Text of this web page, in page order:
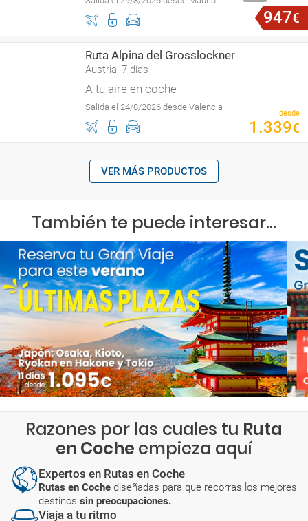
947€
Ruta Alpina del Grosslockner
Austria, 7 días
A tu aire en coche
Salida el 24/8/2026 desde Valencia
desde
1 .339€
VER MÁS PRODUCTOS
También te puede interesar...
Razones por las cuales tu Ruta
en Coche empieza aquí
Expertos en Rutas en Coche
Rutas en Coche diseñadas para que recorras los mejores
destinos sin preocupaciones.
Viaja a tu ritmo